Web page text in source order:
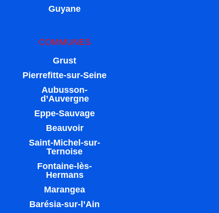
Guyane
COMMUNES
Grust
Pierrefitte-sur-Seine
Aubusson-
d’Auvergne
Eppe-Sauvage
Beauvoir
Saint-Michel-sur-
Ternoise
Fontaine-lès-
Hermans
Marangea
Barésia-sur-l’Ain